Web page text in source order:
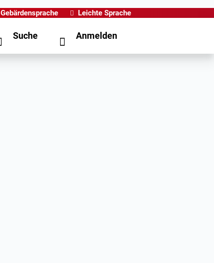
Gebärdensprache Leichte Sprache
Suche Anmelden